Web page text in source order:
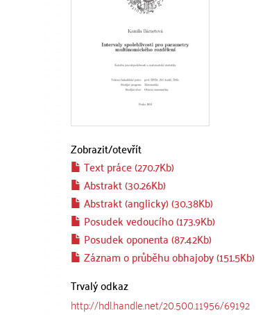
Zobrazit/otevřít
Text práce (270.7Kb)
Abstrakt (30.26Kb)
Abstrakt (anglicky) (30.38Kb)
Posudek vedoucího (173.9Kb)
Posudek oponenta (87.42Kb)
Záznam o průběhu obhajoby (151.5Kb)
Trvalý odkaz
http://hdl.handle.net/20.500.11956/69192